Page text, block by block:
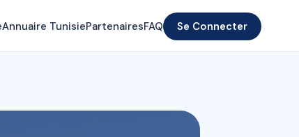
Annuaire TunisiePartenairesFAQ Se Connecter